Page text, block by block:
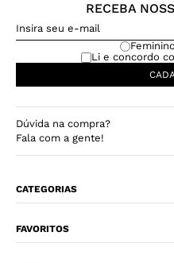
RECEBA
Feminino
Li e concordo
Dúvida na compra?
Fala com a gente!
CATEGORIAS
FAVORITOS